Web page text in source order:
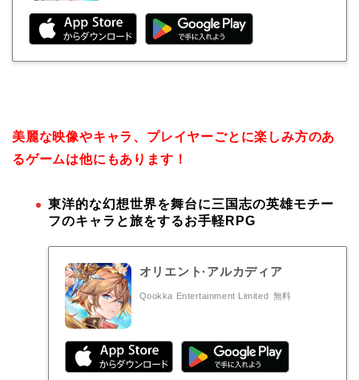
美麗な映像やキャラ、プレイヤーごとに楽しみ方のあ
るゲームは他にもあります！
東洋的な幻想世界を舞台に三国志の英雄モチー
フのキャラと旅をするお手軽RPG
オリエント·アルカディア
Qookka Entertainment Limited 無料